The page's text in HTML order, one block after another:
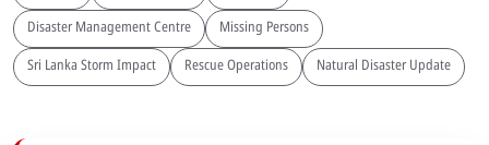
Disaster Management Centre Missing Persons
Sri Lanka Storm Impact Rescue Operations Natural Disaster Update